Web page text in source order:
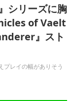
シリーズに胸
of Vaelt
』スト
プレイの幅がありそう